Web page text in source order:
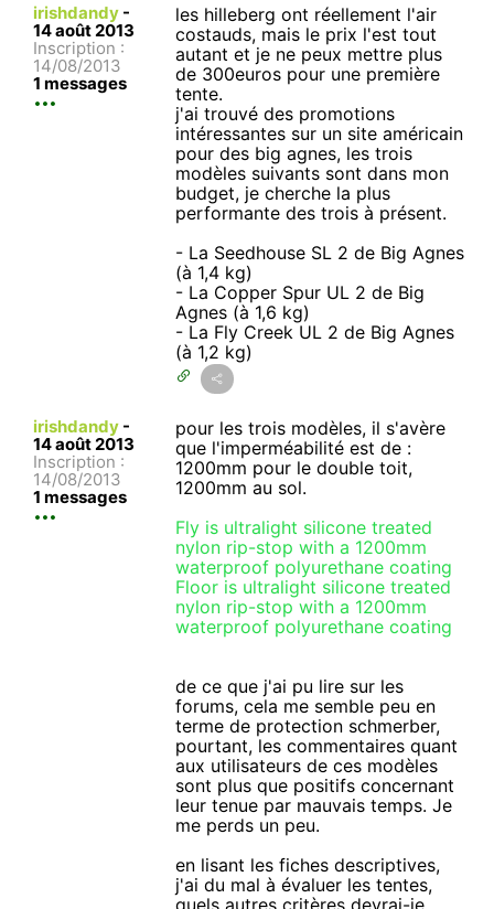
irishdandy -
14 août 2013
Inscription :
14/08/2013
1 messages
les hilleberg ont réellement l'air
costauds, mais le prix l'est tout
autant et je ne peux mettre plus
de 300euros pour une première
tente.
j'ai trouvé des promotions
intéressantes sur un site américain
pour des big agnes, les trois
modèles suivants sont dans mon
budget, je cherche la plus
performante des trois à présent.
- La Seedhouse SL 2 de Big Agnes
(à 1,4 kg)
- La Copper Spur UL 2 de Big
Agnes (à 1,6 kg)
- La Fly Creek UL 2 de Big Agnes
(à 1,2 kg)
irishdandy -
14 août 2013
Inscription :
14/08/2013
1 messages
pour les trois modèles, il s'avère
que l'imperméabilité est de :
1200mm pour le double toit,
1200mm au sol.
Fly is ultralight silicone treated
nylon rip-stop with a 1200mm
waterproof polyurethane coating
Floor is ultralight silicone treated
nylon rip-stop with a 1200mm
waterproof polyurethane coating
de ce que j'ai pu lire sur les
forums, cela me semble peu en
terme de protection schmerber,
pourtant, les commentaires quant
aux utilisateurs de ces modèles
sont plus que positifs concernant
leur tenue par mauvais temps. Je
me perds un peu.
en lisant les fiches descriptives,
j'ai du mal à évaluer les tentes,
quels autres critères devrai-je